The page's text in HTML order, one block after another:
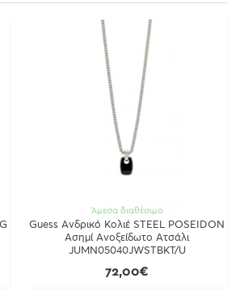
Άμεσα διαθέσιμο
Guess Ανδρικό Κολιέ STEEL POSEIDON
Ασημί Ανοξείδωτο Ατσάλι
JUMN05040JWSTBKT/U
72,00€